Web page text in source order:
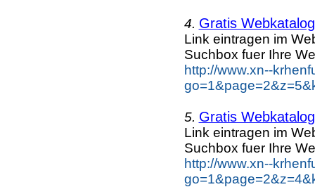
4. Gratis
Link eintragen im
Suchbox fuer Ihre
http://www.xn--
5. Gratis
Link eintragen im
Suchbox fuer Ihre
http://www.xn--